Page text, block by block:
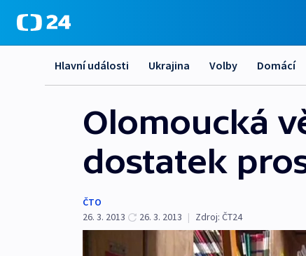
Hlavní události Ukrajina Volby Domácí
Olomoucká
dostatek
ČTO
26. 3. 2013
26. 3. 2013 | Zdroj: ČT24